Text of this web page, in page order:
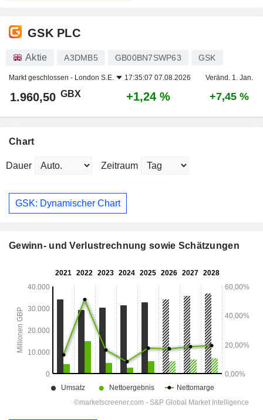
GSK PLC
Aktie A3DMB5 GB00BN7SWP63 GSK
Markt geschlossen - London S.E. 17:35:07 07.08.2026 Veränd. 1. Jan.
1.960,50 GBX +1,24 % +7,45 %
Chart
Dauer Zeitraum
GSK: Dynamischer Chart
Gewinn- und Verlustrechnung sowie Schätzungen